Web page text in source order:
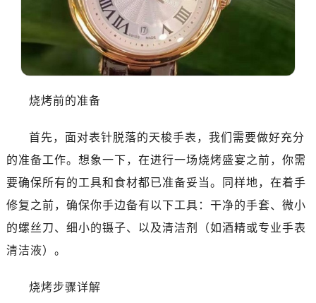
烧烤前的准备
首先，面对表针脱落的天梭手表，我们需要做好充分
的准备工作。想象一下，在进行一场烧烤盛宴之前，你需
要确保所有的工具和食材都已准备妥当。同样地，在着手
修复之前，确保你手边备有以下工具：干净的手套、微小
的螺丝刀、细小的镊子、以及清洁剂（如酒精或专业手表
清洁液）。
烧烤步骤详解